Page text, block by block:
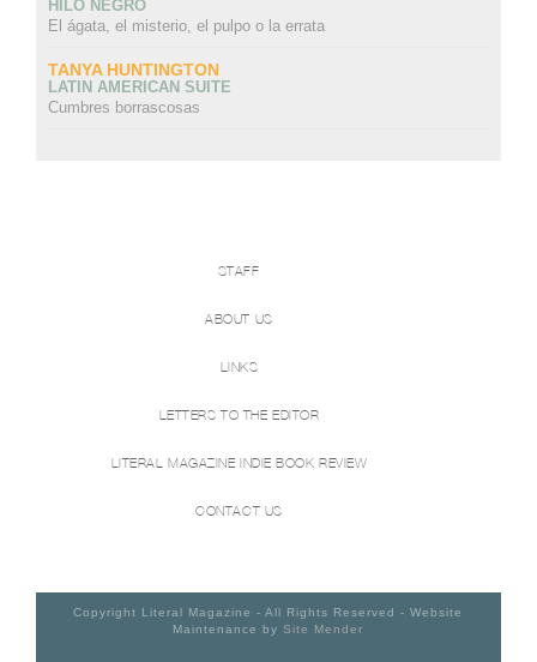
HILO NEGRO
El ágata, el misterio, el pulpo o la errata
TANYA HUNTINGTON
LATIN AMERICAN SUITE
Cumbres borrascosas
STAFF
ABOUT US
LINKS
LETTERS TO THE EDITOR
LITERAL MAGAZINE INDIE BOOK REVIEW
CONTACT US
Copyright Literal Magazine - All Rights Reserved - Website
Maintenance bySite Mender